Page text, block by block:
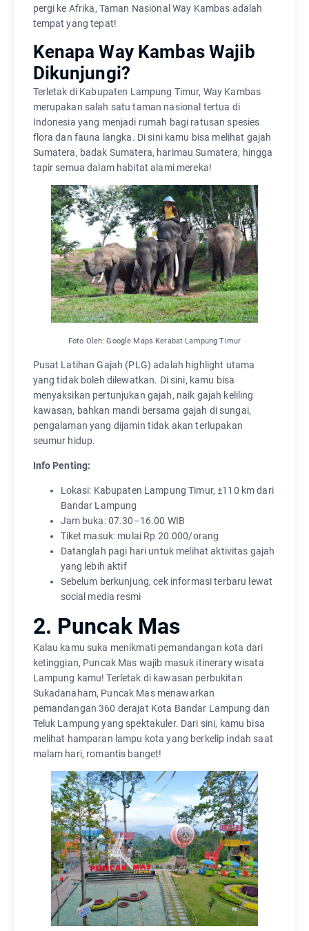
pergi ke Afrika, Taman Nasional Way Kambas adalah
tempat yang tepat!
Kenapa Way Kambas Wajib
Dikunjungi?
Terletak di Kabupaten Lampung Timur, Way Kambas
merupakan salah satu taman nasional tertua di
Indonesia yang menjadi rumah bagi ratusan spesies
flora dan fauna langka. Di sini kamu bisa melihat gajah
Sumatera, badak Sumatera, harimau Sumatera, hingga
tapir semua dalam habitat alami mereka!
Foto Oleh: Google Maps Kerabat Lampung Timur
Pusat Latihan Gajah (PLG) adalah highlight utama
yang tidak boleh dilewatkan. Di sini, kamu bisa
menyaksikan pertunjukan gajah, naik gajah keliling
kawasan, bahkan mandi bersama gajah di sungai,
pengalaman yang dijamin tidak akan terlupakan
seumur hidup.
Info Penting:
Lokasi: Kabupaten Lampung Timur, ±110 km dari
Bandar Lampung
Jam buka: 07.30–16.00 WIB
Tiket masuk: mulai Rp 20.000/orang
Datanglah pagi hari untuk melihat aktivitas gajah
yang lebih aktif
Sebelum berkunjung, cek informasi terbaru lewat
social media resmi
2. Puncak Mas
Kalau kamu suka menikmati pemandangan kota dari
ketinggian, Puncak Mas wajib masuk itinerary wisata
Lampung kamu! Terletak di kawasan perbukitan
Sukadanaham, Puncak Mas menawarkan
pemandangan 360 derajat Kota Bandar Lampung dan
Teluk Lampung yang spektakuler. Dari sini, kamu bisa
melihat hamparan lampu kota yang berkelip indah saat
malam hari, romantis banget!